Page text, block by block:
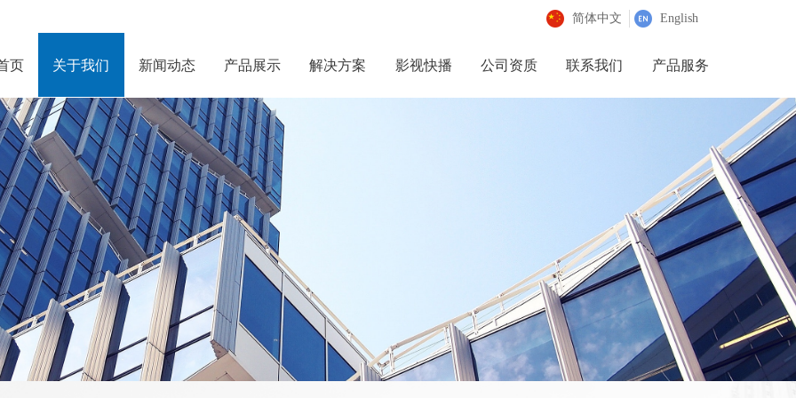
页 关于我们 新闻动态 产品展示 解决方案 影视快播 公司资质 联系我们 产品服务
简体中文 English